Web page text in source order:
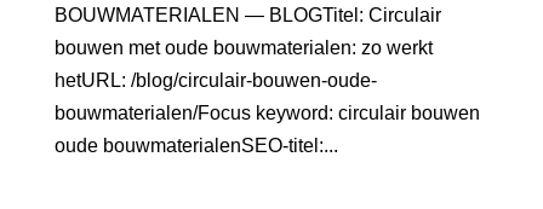
BOUWMATERIALEN — BLOGTitel: Circulair
bouwen met oude bouwmaterialen: zo werkt
hetURL: /blog/circulair-bouwen-oude-
bouwmaterialen/Focus keyword: circulair bouwen
oude bouwmaterialenSEO-titel:...